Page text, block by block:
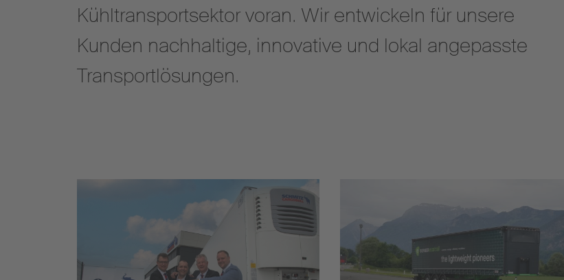
Kühltransportsektor voran. Wir entwickeln für unsere
Kunden nachhaltige, innovative und lokal angepasste
Transportlösungen.